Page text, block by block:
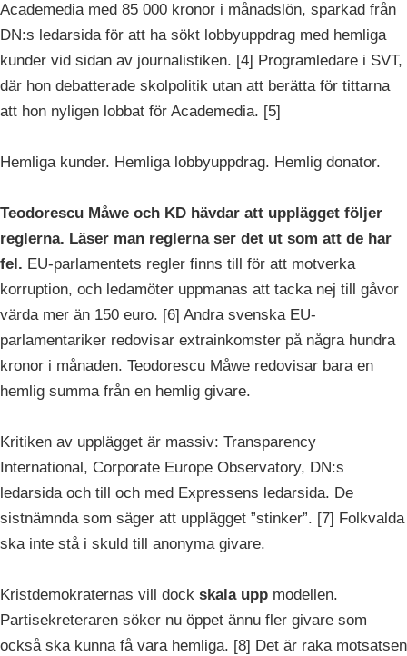
Academedia med 85 000 kronor i månadslön, sparkad från
DN:s ledarsida för att ha sökt lobbyuppdrag med hemliga
kunder vid sidan av journalistiken. [4] Programledare i SVT,
där hon debatterade skolpolitik utan att berätta för tittarna
att hon nyligen lobbat för Academedia. [5]
Hemliga kunder. Hemliga lobbyuppdrag. Hemlig donator.
Teodorescu Måwe och KD hävdar att upplägget följer
reglerna. Läser man reglerna ser det ut som att de har
fel. EU-parlamentets regler finns till för att motverka
korruption, och ledamöter uppmanas att tacka nej till gåvor
värda mer än 150 euro. [6] Andra svenska EU-
parlamentariker redovisar extrainkomster på några hundra
kronor i månaden. Teodorescu Måwe redovisar bara en
hemlig summa från en hemlig givare.
Kritiken av upplägget är massiv: Transparency
International, Corporate Europe Observatory, DN:s
ledarsida och till och med Expressens ledarsida. De
sistnämnda som säger att upplägget ”stinker”. [7] Folkvalda
ska inte stå i skuld till anonyma givare.
Kristdemokraternas vill dock skala upp modellen.
Partisekreteraren söker nu öppet ännu fler givare som
också ska kunna få vara hemliga. [8] Det är raka motsatsen